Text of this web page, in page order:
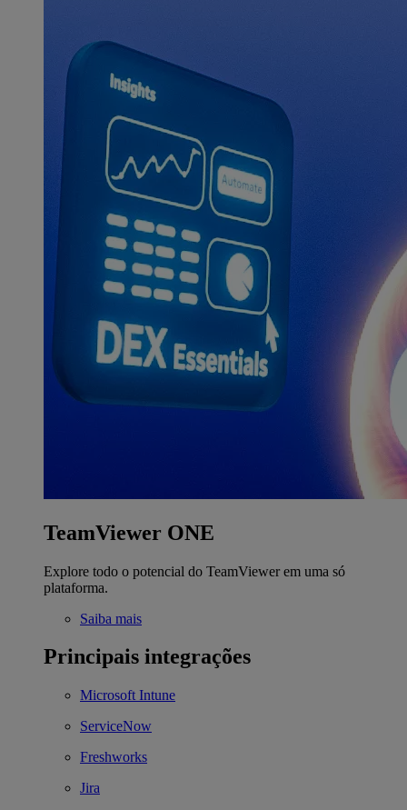
TeamViewer ONE
Explore todo o potencial do TeamViewer em uma só
plataforma.
Saiba mais
Principais integrações
Microsoft Intune
ServiceNow
Freshworks
Jira